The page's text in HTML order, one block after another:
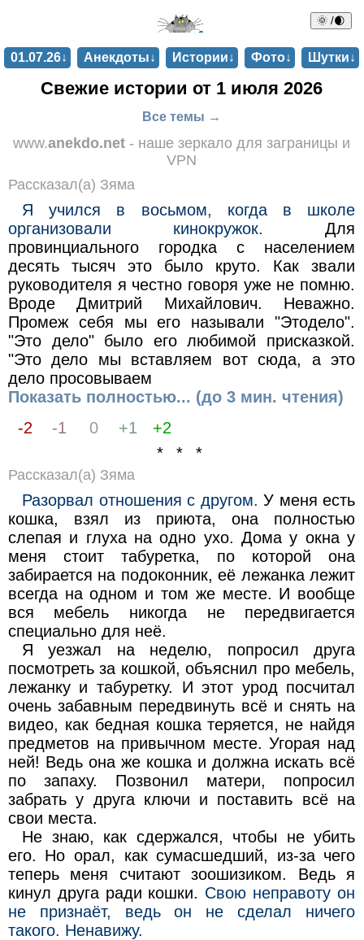
🌞 /🌒
01.07.26↓ Анекдоты↓ Истории↓ Фото↓ Шутки↓
Свежие истории от 1 июля 2026
Все темы →
www.anekdo.net - наше зеркало для заграницы и
VPN
Рассказал(а) Зяма
Я учился в восьмом, когда в школе
организовали кинокружок. Для
провинциального городка с населением
десять тысяч это было круто. Как звали
руководителя я честно говоря уже не помню.
Вроде Дмитрий Михайлович. Неважно.
Промеж себя мы его называли "Этодело".
"Это дело" было его любимой присказкой.
"Это дело мы вставляем вот сюда, а это
дело просовываем
Показать полностью... (до 3 мин. чтения)
-2
-1 0 +1
+2
* * *
Рассказал(а) Зяма
Разорвал отношения с другом. У меня есть
кошка, взял из приюта, она полностью
слепая и глуха на одно ухо. Дома у окна у
меня стоит табуретка, по которой она
забирается на подоконник, её лежанка лежит
всегда на одном и том же месте. И вообще
вся мебель никогда не передвигается
специально для неё.
Я уезжал на неделю, попросил друга
посмотреть за кошкой, объяснил про мебель,
лежанку и табуретку. И этот урод посчитал
очень забавным передвинуть всё и снять на
видео, как бедная кошка теряется, не найдя
предметов на привычном месте. Угорая над
ней! Ведь она же кошка и должна искать всё
по запаху. Позвонил матери, попросил
забрать у друга ключи и поставить всё на
свои места.
Не знаю, как сдержался, чтобы не убить
его. Но орал, как сумасшедший, из-за чего
теперь меня считают зоошизиком. Ведь я
кинул друга ради кошки. Свою неправоту он
не признаёт, ведь он не сделал ничего
такого. Ненавижу.